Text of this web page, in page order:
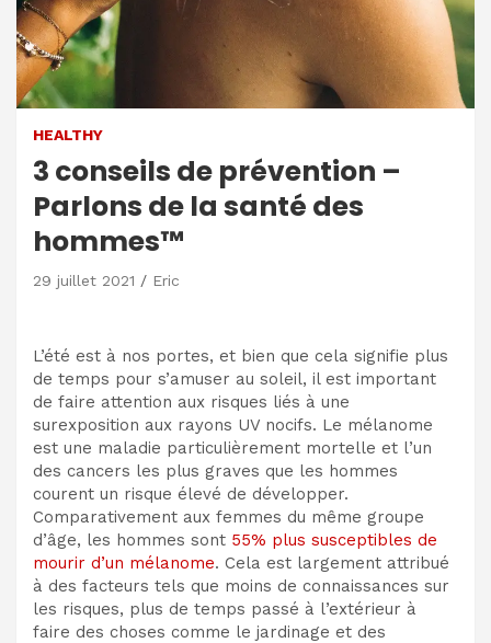
HEALTHY
3 conseils de prévention –
Parlons de la santé des
hommes™
29 juillet 2021 Eric
L’été est à nos portes, et bien que cela signifie plus
de temps pour s’amuser au soleil, il est important
de faire attention aux risques liés à une
surexposition aux rayons UV nocifs. Le mélanome
est une maladie particulièrement mortelle et l’un
des cancers les plus graves que les hommes
courent un risque élevé de développer.
Comparativement aux femmes du même groupe
d’âge, les hommes sont 55% plus susceptibles de
mourir d’un mélanome. Cela est largement attribué
à des facteurs tels que moins de connaissances sur
les risques, plus de temps passé à l’extérieur à
faire des choses comme le jardinage et des